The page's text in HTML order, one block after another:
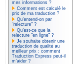
mes informations ?
Comment est calculé le
prix de ma traduction ?
Qu’entend-on par
"relecture" ?
Qu’est-ce que la
relecture "en ligne" ?
Je souhaite obtenir une
traduction de qualité au
meilleur prix : comment
Traduction Express peut-il
m’aider ?